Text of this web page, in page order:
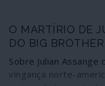
O MARTÍRIO DE
DO BIG BROTHER
Sobre Julian
vingança norte-